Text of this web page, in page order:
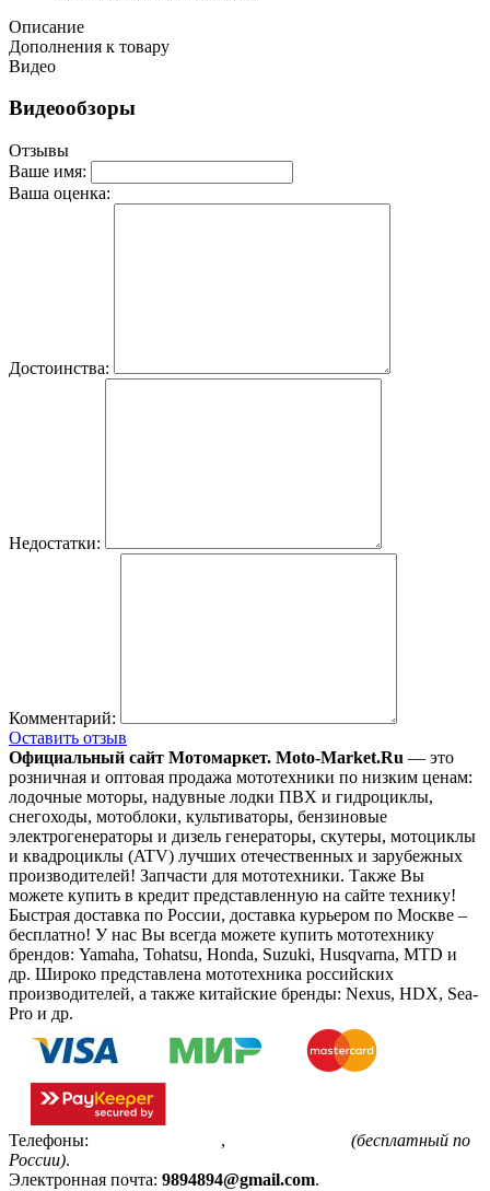
Описание
Дополнения к товару
Видео
Видеообзоры
Отзывы
Ваше имя:
Ваша оценка:
Достоинства:
Недостатки:
Комментарий:
Оставить отзыв
Официальный сайт Мотомаркет. Moto-Market.Ru — это
розничная и оптовая продажа мототехники по низким ценам:
лодочные моторы, надувные лодки ПВХ и гидроциклы,
снегоходы, мотоблоки, культиваторы, бензиновые
электрогенераторы и дизель генераторы, скутеры, мотоциклы
и квадроциклы (ATV) лучших отечественных и зарубежных
производителей! Запчасти для мототехники. Также Вы
можете купить в кредит представленную на сайте технику!
Быстрая доставка по России, доставка курьером по Москве –
бесплатно! У нас Вы всегда можете купить мототехнику
брендов: Yamaha, Tohatsu, Honda, Suzuki, Husqvarna, MTD и
др. Широко представлена мототехника российских
производителей, а также китайские бренды: Nexus, HDX, Sea-
Pro и др.
Телефоны: ,
(бесплатный по
России).
Электронная почта: 9894894@gmail.com.